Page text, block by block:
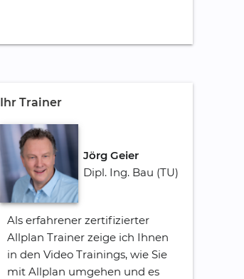
Ihr Trainer
Jörg Geier
Dipl. Ing. Bau (TU)
Als erfahrener zertifizierter
Allplan Trainer zeige ich Ihnen
in den Video Trainings, wie Sie
mit Allplan umgehen und es